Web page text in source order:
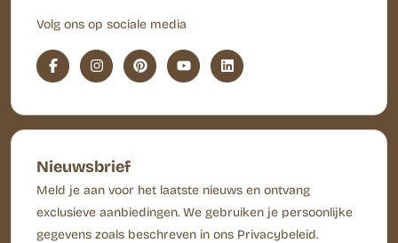
Volg ons op sociale media
Nieuwsbrief
Meld je aan voor het laatste nieuws en ontvang
exclusieve aanbiedingen. We gebruiken je persoonlijke
gegevens zoals beschreven in ons Privacybeleid.